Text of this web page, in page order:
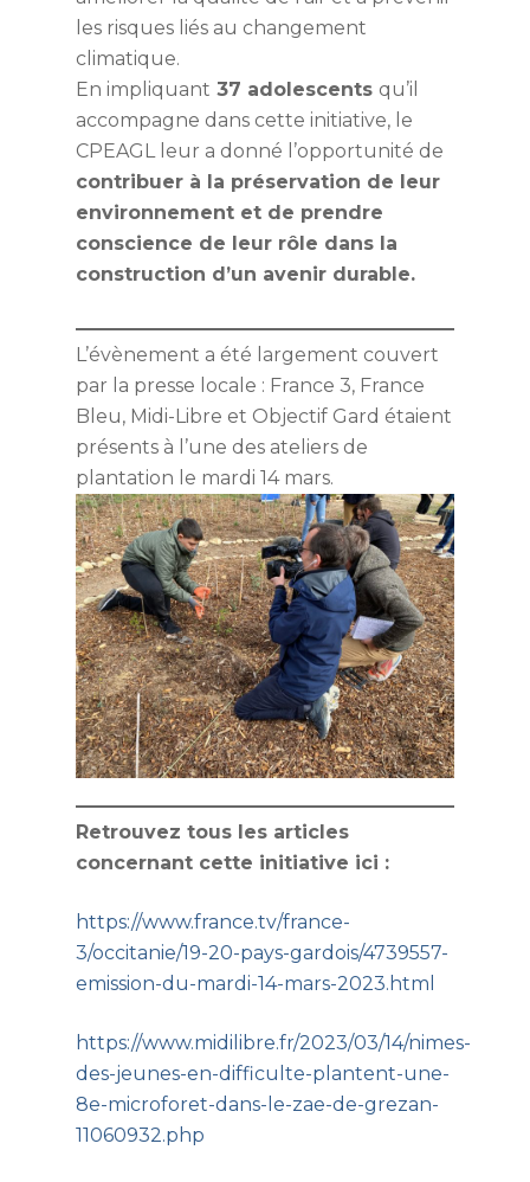
les risques liés au changement
climatique.
En impliquant 37 adolescents qu’il
accompagne dans cette initiative, le
CPEAGL leur a donné l’opportunité de
contribuer à la préservation de leur
environnement et de prendre
conscience de leur rôle dans la
construction d’un avenir durable.
L’évènement a été largement couvert
par la presse locale : France 3, France
Bleu, Midi-Libre et Objectif Gard étaient
présents à l’une des ateliers de
plantation le mardi 14 mars.
Retrouvez tous les articles
concernant cette initiative ici :
https://www.france.tv/france-
3/occitanie/19-20-pays-gardois/4739557-
emission-du-mardi-14-mars-2023.html
https://www.midilibre.fr/2023/03/14/nimes-
des-jeunes-en-difficulte-plantent-une-
8e-microforet-dans-le-zae-de-grezan-
11060932.php
Association
Projet associatif
Organigramme
DITEP
DITEP Les ateliers
thérapeutiques et
DITEP La scolarité et
DITEP Les pros
DITEP L’admission
DITEP Contact
AEMO du Gard
AEMO du Gard Les
professionnels du
AEMO du Gard la
éducative
Contact Service
MECS Colibris
SIE Les
service
SIE La mesure
Contact SIE
AEMO Lozère
AEMO Lozère Les
professionnels du
AEMO Lozère la
éducative
Contact service
Contact
Travailler au CPEAGL
Candidature